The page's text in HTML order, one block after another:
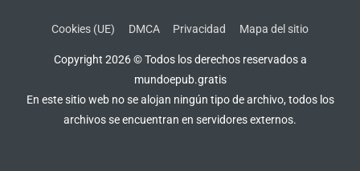
Cookies (UE) DMCA Privacidad Mapa del sitio
Copyright 2026 © Todos los derechos reservados a
mundoepub.gratis
En este sitio web no se alojan ningún tipo de archivo, todos los
archivos se encuentran en servidores externos.